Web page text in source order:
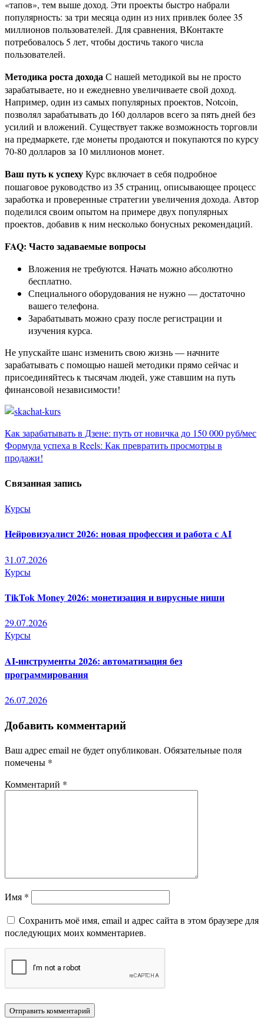
«тапов», тем выше доход. Эти проекты быстро набрали
популярность: за три месяца один из них привлек более 35
миллионов пользователей. Для сравнения, ВКонтакте
потребовалось 5 лет, чтобы достичь такого числа
пользователей.
Методика роста доходаС нашей методикой вы не просто
зарабатываете, но и ежедневно увеличиваете свой доход.
Например, один из самых популярных проектов, Notcoin,
позволял зарабатывать до 160 долларов всего за пять дней без
усилий и вложений. Существует также возможность торговли
на предмаркете, где монеты продаются и покупаются по курсу
70-80 долларов за 10 миллионов монет.
Ваш путь к успехуКурс включает в себя подробное
пошаговое руководство из 35 страниц, описывающее процесс
заработка и проверенные стратегии увеличения дохода. Автор
поделился своим опытом на примере двух популярных
проектов, добавив к ним несколько бонусных рекомендаций.
FAQ: Часто задаваемые вопросы
Вложения не требуются. Начать можно абсолютно
бесплатно.
Специального оборудования не нужно — достаточно
вашего телефона.
Зарабатывать можно сразу после регистрации и
изучения курса.
Не упускайте шанс изменить свою жизнь — начните
зарабатывать с помощью нашей методики прямо сейчас и
присоединяйтесь к тысячам людей, уже ставшим на путь
финансовой независимости!
Навигация
по
записям
Как зарабатывать в Дзене: путь от новичка до 150 000 руб/мес
Формула успеха в Reels: Как превратить просмотры в
продажи!
Связанная запись
Курсы
Нейровизуалист 2026: новая профессия и работа с AI
31.07.2026
Курсы
TikTok Money 2026: монетизация и вирусные ниши
29.07.2026
Курсы
AI-инструменты 2026: автоматизация без
программирования
26.07.2026
Добавить комментарий
Ваш адрес email не будет опубликован. Обязательные поля
помечены *
Комментарий *
Имя *
Сохранить моё имя, email и адрес сайта в этом браузере для
последующих моих комментариев.